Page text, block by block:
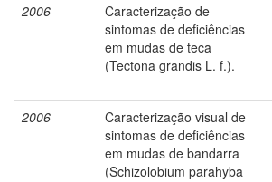
2006
Caracterização de
sintomas de deficiências
em mudas de teca
(Tectona grandis L. f.).
2006
Caracterização visual de
sintomas de deficiências
em mudas de bandarra
(Schizolobium parahyba